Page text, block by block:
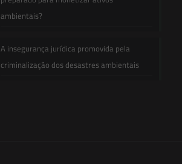
ambientais?
A insegurança jurídica promovida pela
criminalização dos desastres ambientais